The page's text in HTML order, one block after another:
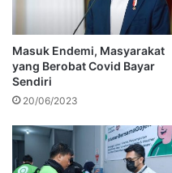
Masuk Endemi, Masyarakat
yang Berobat Covid Bayar
Sendiri
20/06/2023